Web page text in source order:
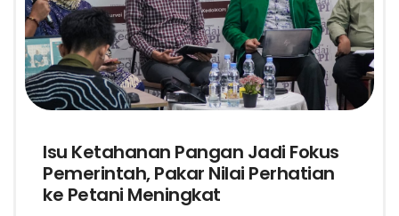
Isu Ketahanan Pangan Jadi Fokus
Pemerintah, Pakar Nilai Perhatian
ke Petani Meningkat